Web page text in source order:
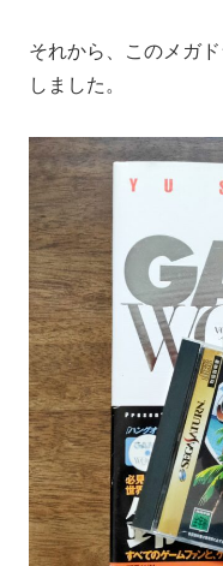
それから、このメガ
しました。